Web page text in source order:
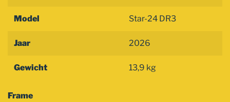
Model Star-24 DR3
Jaar 2026
Gewicht 13,9 kg
Frame